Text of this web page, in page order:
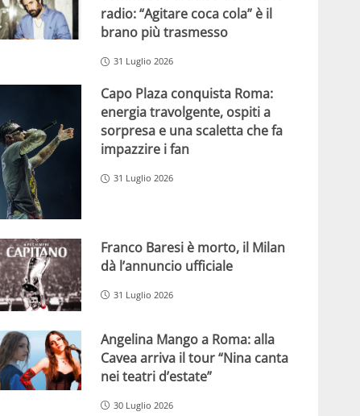
radio: “Agitare coca cola” è il
brano più trasmesso
31 Luglio 2026
Capo Plaza conquista Roma:
energia travolgente, ospiti a
sorpresa e una scaletta che fa
impazzire i fan
31 Luglio 2026
Franco Baresi è morto, il Milan
dà l’annuncio ufficiale
31 Luglio 2026
Angelina Mango a Roma: alla
Cavea arriva il tour “Nina canta
nei teatri d’estate”
30 Luglio 2026